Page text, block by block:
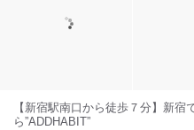
【新宿駅南口から徒歩７分】新宿
ら”ADDHABIT”